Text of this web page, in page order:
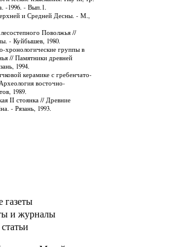
-1996. - Вып.1.
и Средней Десны. - М.,
Поволжья //
- Куйбышев, 1980.
хронологические группы в
// Памятники древней
1994.
керамике с гребенчато-
восточно-
1989.
II стоянка // Древние
- Рязань, 1993.
газеты
и журналы